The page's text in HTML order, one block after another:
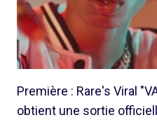
Première : Rare's Viral
obtient une sortie